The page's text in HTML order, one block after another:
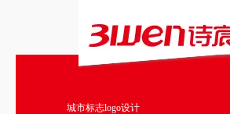
城市标志logo设计